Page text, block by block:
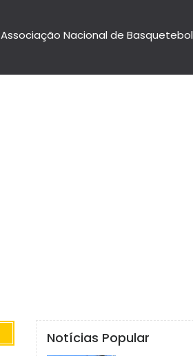
Associação Nacional de Basquetebol
Notícias Popular